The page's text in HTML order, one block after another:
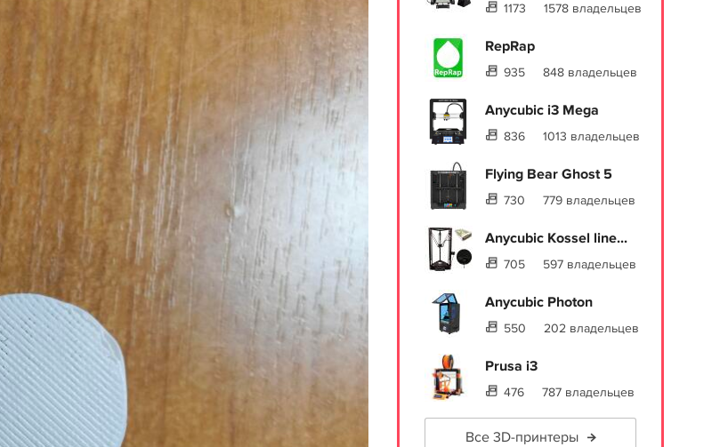
1173 1578 владельцев
RepRap
935 848 владельцев
Anycubic i3 Mega
836 1013 владельцев
Flying Bear Ghost 5
730 779 владельцев
Anycubic Kossel line...
705 597 владельцев
Anycubic Photon
550 202 владельцев
Prusa i3
476 787 владельцев
Все 3D-принтеры